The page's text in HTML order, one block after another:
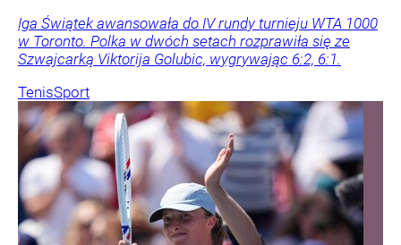
Iga Świątek awansowała do IV rundy turnieju WTA 1000
w Toronto. Polka w dwóch setach rozprawiła się ze
Szwajcarką Viktorija Golubic, wygrywając 6:2, 6:1.
TenisSport